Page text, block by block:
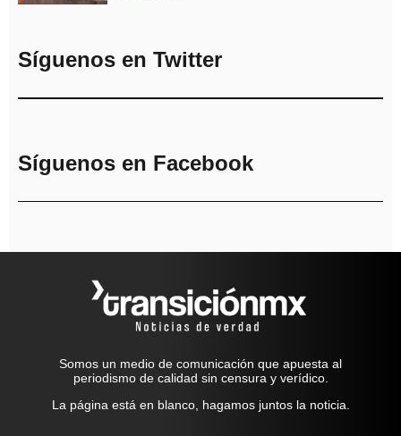
Síguenos en Twitter
Síguenos en Facebook
Somos un medio de comunicación que apuesta al
periodismo de calidad sin censura y verídico.
La página está en blanco, hagamos juntos la noticia.